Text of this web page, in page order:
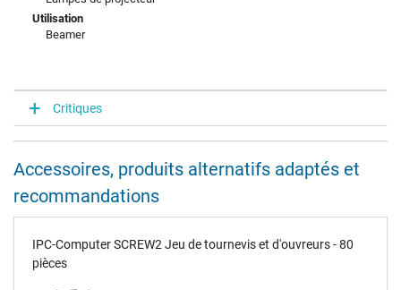
Utilisation
Beamer
Critiques
Accessoires, produits alternatifs adaptés et
recommandations
IPC-Computer SCREW2 Jeu de tournevis et d'ouvreurs - 80
pièces